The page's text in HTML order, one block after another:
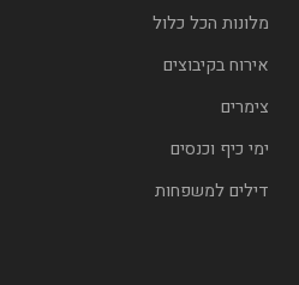
מלונות הכל כלול
אירוח בקיבוצים
צימרים
ימי כיף וכנסים
דילים למשפחות